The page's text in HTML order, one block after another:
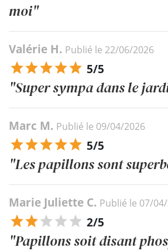
moi"
Valérie H. Publié le 22/06/2026
5/5
"Super sympa dans le
Marc M. Publié le 09/04/2026
5/5
"Les papillons sont
Marie Juliette C. Publié le 07/
2/5
"Papillons soit disant